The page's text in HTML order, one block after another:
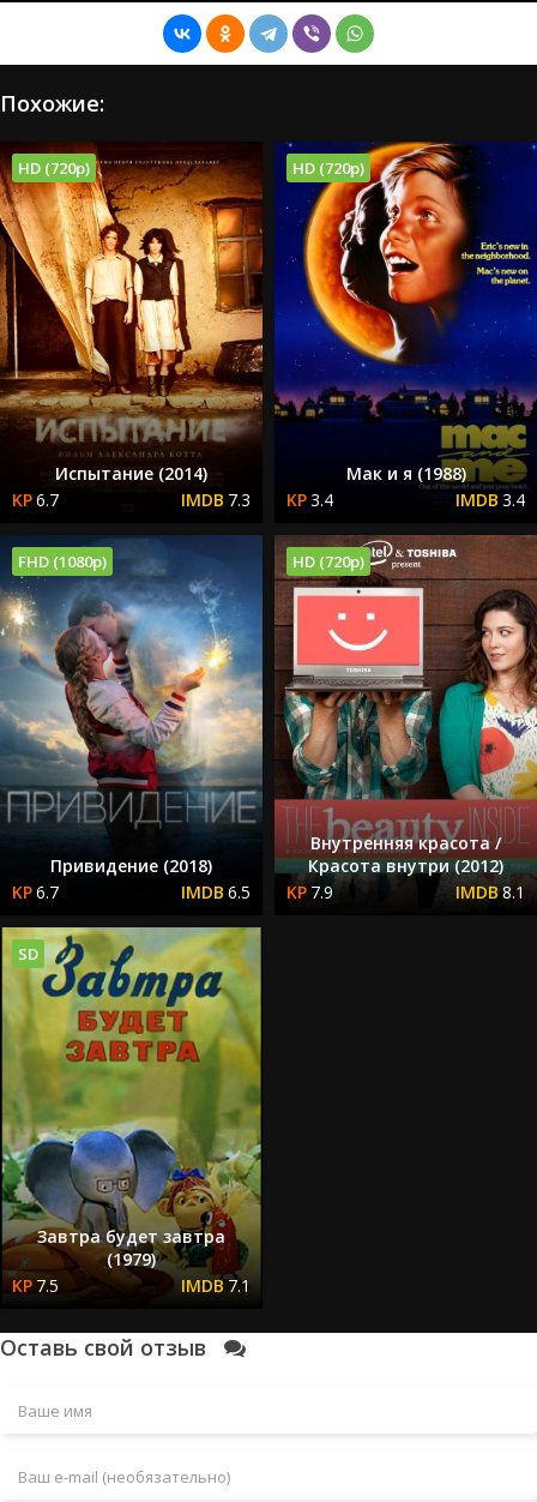
Похожие:
HD (720p)
Испытание (2014)
6.7
7.3
HD (720p)
Мак и я (1988)
3.4
3.4
FHD (1080p)
Привидение (2018)
6.7
6.5
HD (720p)
Внутренняя красота /
Красота внутри (2012)
7.9
8.1
SD
Завтра будет завтра
(1979)
7.5
7.1
Оставь свой отзыв